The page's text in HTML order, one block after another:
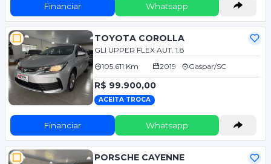
Financiar Whatsapp
TOYOTA COROLLA
GLI UPPER FLEX AUT. 1.8
105.611 Km
2019 Gaspar/SC
R$ 99.900,00
ACEITA TROCA
Financiar Whatsapp
PORSCHE CAYENNE